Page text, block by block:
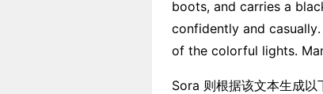
boots, and carries a
confidently and
of the colorful lights.
Sora 则根据该文本生成以